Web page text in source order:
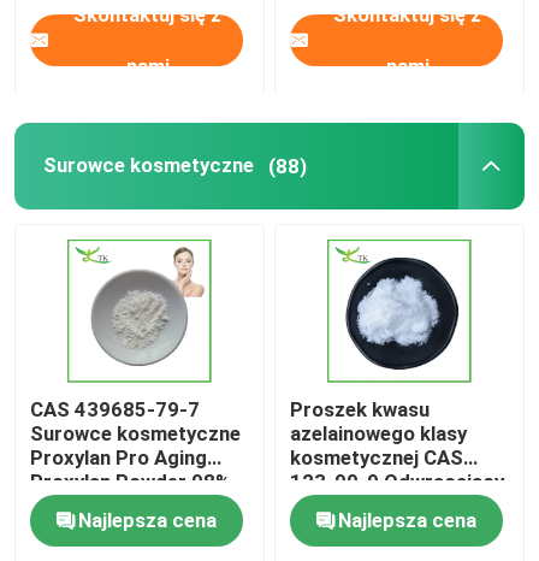
proszek witaminowy
Ekstrakt Rhodiola Rosea w proszku
Ekstrakt z ashwagandzy w proszku
Ekstrakt z karalucha mlecznego w proszku
Składniki suplementu diety
Skontaktuj się z
nami
Skontaktuj się z
nami
Surowce kosmetyczne (88)
CAS 439685-79-7
Surowce kosmetyczne
Proxylan Pro Aging
Proxylan Powder 98%
czystości
Najlepsza cena
Proszek kwasu
azelainowego klasy
kosmetycznej CAS
123-99-9 Odwracający
trądzik skóra
Najlepsza cena